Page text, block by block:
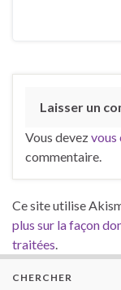
Laisser un
Vous devezvous
commentaire.
Ce site utilise
plus sur la façon
traitées.
CHERCHER